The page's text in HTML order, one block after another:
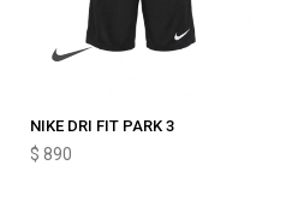
NIKE DRI FIT PARK 3
$ 890